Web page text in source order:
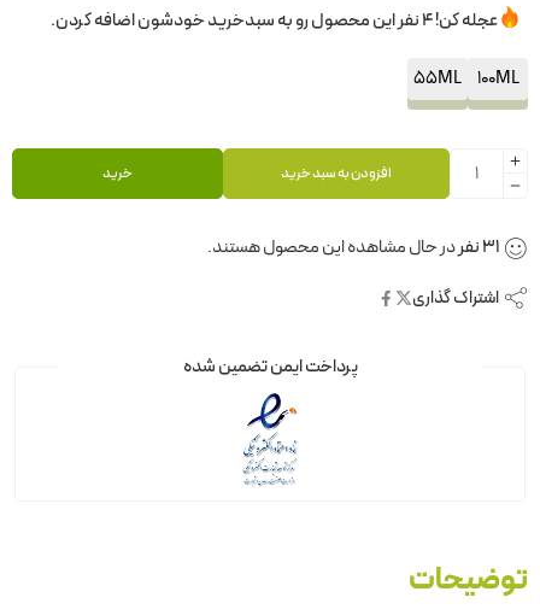
عجله کن! 4 نفر این محصول رو به سبدخرید خودشون اضافه کردن.
100ML
55ML
افزودن به سبد خرید خرید
31نفردر حال مشاهده این محصول هستند.
اشتراک گذاری
پرداخت ایمن تضمین شده
توضیحات